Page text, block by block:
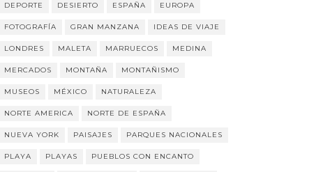
DEPORTE DESIERTO ESPAÑA EUROPA
FOTOGRAFÍA GRAN MANZANA IDEAS DE VIAJE
LONDRES MALETA MARRUECOS MEDINA
MERCADOS MONTAÑA MONTAÑISMO
MUSEOS MÉXICO NATURALEZA
NORTE AMERICA NORTE DE ESPAÑA
NUEVA YORK PAISAJES PARQUES NACIONALES
PLAYA PLAYAS PUEBLOS CON ENCANTO